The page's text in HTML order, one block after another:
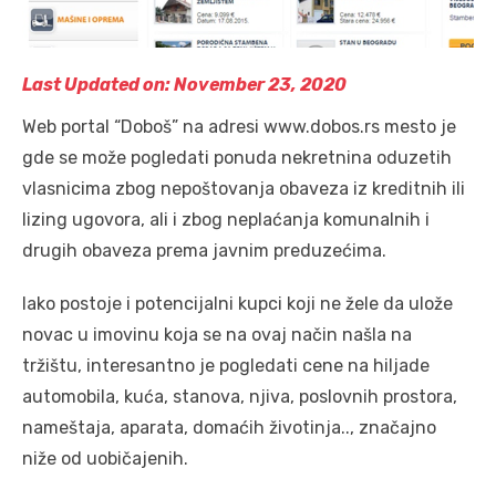
Last Updated on: November 23, 2020
Web portal “Doboš” na adresi www.dobos.rs mesto je
gde se može pogledati ponuda nekretnina oduzetih
vlasnicima zbog nepoštovanja obaveza iz kreditnih ili
lizing ugovora, ali i zbog neplaćanja komunalnih i
drugih obaveza prema javnim preduzećima.
Iako postoje i potencijalni kupci koji ne žele da ulože
novac u imovinu koja se na ovaj način našla na
tržištu, interesantno je pogledati cene na hiljade
automobila, kuća, stanova, njiva, poslovnih prostora,
nameštaja, aparata, domaćih životinja.., značajno
niže od uobičajenih.